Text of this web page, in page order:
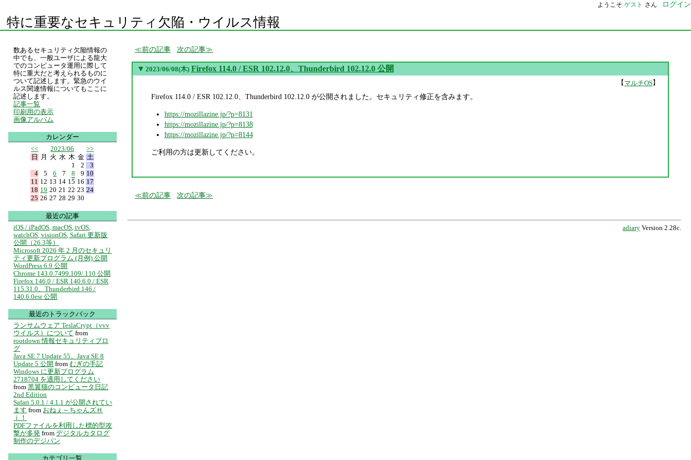
ようこそ ゲスト さん ログイン
特に重要なセキュリティ欠陥・ウイルス情報
前の記事 次の記事
▼ 2023/06/08(木) Firefox 114.0 / ESR 102.12.0、Thunderbird 102.12.0 公開
【マルチOS】
Firefox 114.0 / ESR 102.12.0、Thunderbird 102.12.0 が公開されました。セキュリティ修正を含みます。
https://mozillazine.jp/?p=8131
https://mozillazine.jp/?p=8138
https://mozillazine.jp/?p=8144
ご利用の方は更新してください。
前の記事 次の記事
adiary Version 2.28c.
数あるセキュリティ欠陥情報の
中でも、一般ユーザによる龍大
でのコンピュータ運用に際して
特に重大だと考えられるものに
ついて記述します。緊急のウイ
ルス関連情報についてもここに
記述します。
記事一覧
印刷用の表示
画像アルバム
カレンダー
<<
2023/06
>>
日
月 火 水 木 金 土
1
2
3
4
5 6 7 8 9 10
11 12 13 14 15 16 17
18 19 20 21 22 23 24
25 26 27 28 29 30
最近の記事
iOS / iPadOS, macOS, tvOS,
watchOS, visionOS, Safari 更新版
公開（26.3等）
Microsoft 2026 年 2 月のセキュリ
ティ更新プログラム (月例) 公開
WordPress 6.9 公開
Chrome 143.0.7499.109/.110 公開
Firefox 146.0 / ESR 140.6.0 / ESR
115.31.0、Thunderbird 146 /
140.6.0esr 公開
最近のトラックバック
ランサムウェア TeslaCrypt（vvv
ウイルス）について from
rootdown 情報セキュリティブロ
グ
Java SE 7 Update 55、Java SE 8
Update 5 公開 from むぎの手記
Windows に更新プログラム
2718704 を適用してください
from 黒翼猫のコンピュータ日記
2nd Edition
Safari 5.0.1 / 4.1.1 が公開されてい
ます from おねぇ～ちゃんズＨ
ｉ！
PDFファイルを利用した標的型攻
撃が多発 from デジタルカタログ
制作のデジパン
カテゴリ一覧